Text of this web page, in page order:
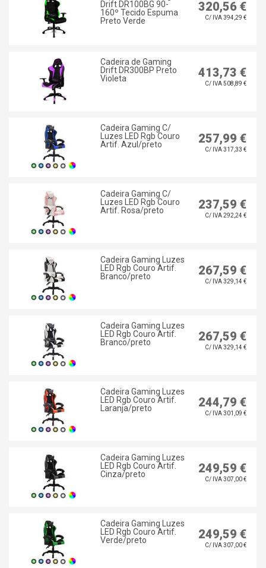
Drift DR100BG 90-
160º Tecido Espuma
Preto Verde
320,56 €
C/ IVA 394,29 €
Cadeira de Gaming
Drift DR300BP Preto
Violeta
413,73 €
C/ IVA 508,89 €
Cadeira Gaming C/
Luzes LED Rgb Couro
Artif. Azul/preto
257,99 €
C/ IVA 317,33 €
Cadeira Gaming C/
Luzes LED Rgb Couro
Artif. Rosa/preto
237,59 €
C/ IVA 292,24 €
Cadeira Gaming Luzes
LED Rgb Couro Artif.
Branco/preto
267,59 €
C/ IVA 329,14 €
Cadeira Gaming Luzes
LED Rgb Couro Artif.
Branco/preto
267,59 €
C/ IVA 329,14 €
Cadeira Gaming Luzes
LED Rgb Couro Artif.
Laranja/preto
244,79 €
C/ IVA 301,09 €
Cadeira Gaming Luzes
LED Rgb Couro Artif.
Cinza/preto
249,59 €
C/ IVA 307,00 €
Cadeira Gaming Luzes
LED Rgb Couro Artif.
Verde/preto
249,59 €
C/ IVA 307,00 €